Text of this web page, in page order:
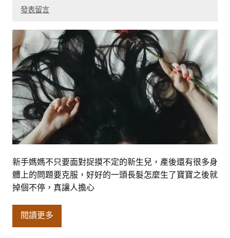
發表留言
新手媽媽不只要面對捉摸不定的新生兒，產後還有很多身
體上的問題要克服，好好的一頭長髮怎麼生了寶寶之後就
掉個不停，真讓人擔心
閱讀更多